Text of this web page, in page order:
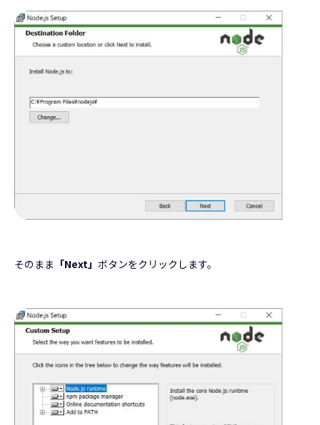
そのまま 「Next」 ボタンをクリックします。